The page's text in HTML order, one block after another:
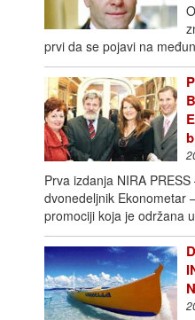
prvi da se pojavi na
Prva izdanja NIRA
dvonedeljnik Ekonometar
promociji koja je održana